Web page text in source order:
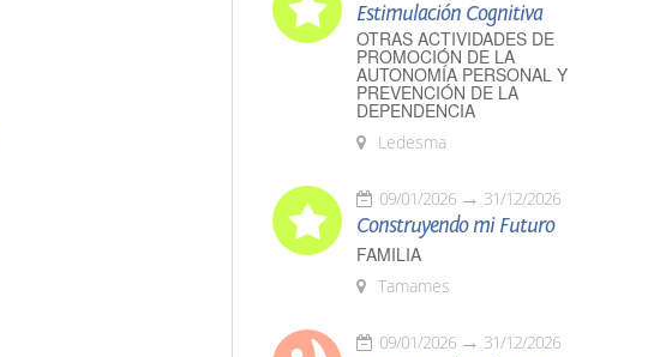
Estimulación Cognitiva
OTRAS ACTIVIDADES DE
PROMOCIÓN DE LA
AUTONOMÍA PERSONAL Y
PREVENCIÓN DE LA
DEPENDENCIA
Ledesma
09/01/2026 31/12/2026
Construyendo mi Futuro
FAMILIA
Tamames
09/01/2026 31/12/2026